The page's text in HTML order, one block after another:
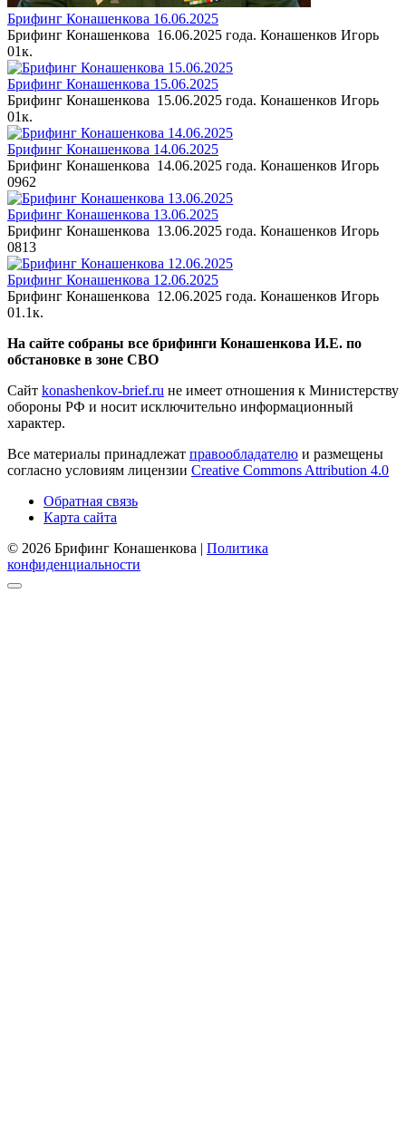
Брифинг Конашенкова 16.06.2025
Брифинг Конашенкова 16.06.2025 года. Конашенков Игорь
01к.
Брифинг Конашенкова 15.06.2025
Брифинг Конашенкова 15.06.2025 года. Конашенков Игорь
01к.
Брифинг Конашенкова 14.06.2025
Брифинг Конашенкова 14.06.2025 года. Конашенков Игорь
0962
Брифинг Конашенкова 13.06.2025
Брифинг Конашенкова 13.06.2025 года. Конашенков Игорь
0813
Брифинг Конашенкова 12.06.2025
Брифинг Конашенкова 12.06.2025 года. Конашенков Игорь
01.1к.
На сайте собраны все брифинги Конашенкова И.Е. по
обстановке в зоне СВО
Сайт konashenkov-brief.ru не имеет отношения к Министерству
обороны РФ и носит исключительно информационный
характер.
Все материалы принадлежат правообладателю и размещены
согласно условиям лицензии Creative Commons Attribution 4.0
Обратная связь
Карта сайта
© 2026 Брифинг Конашенкова | Политика
конфиденциальности